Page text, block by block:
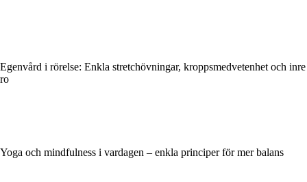
Egenvård i rörelse: Enkla stretchövningar, kroppsmedvetenhet och inre
ro
Yoga och mindfulness i vardagen – enkla principer för mer balans